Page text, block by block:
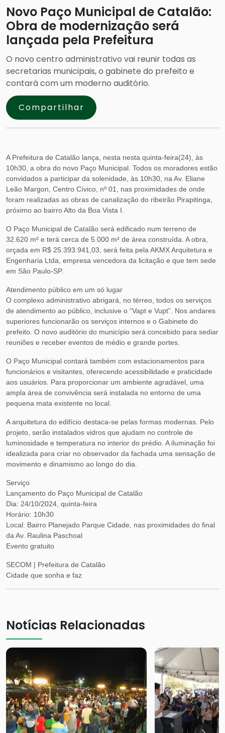
Novo Paço Municipal de Catalão:
Obra de modernização será
lançada pela Prefeitura
O novo centro administrativo vai reunir todas as
secretarias municipais, o gabinete do prefeito e
contará com um moderno auditório.
Compartilhar
A Prefeitura de Catalão lança, nesta nesta quinta-feira(24), às
10h30, a obra do novo Paço Municipal. Todos os moradores estão
convidados a participar da solenidade, às 10h30, na Av. Eliane
Leão Margon, Centro Cívico, nº 01, nas proximidades de onde
foram realizadas as obras de canalização do ribeirão Pirapitinga,
próximo ao bairro Alto da Boa Vista I.
O Paço Municipal de Catalão será edificado num terreno de
32.620 m² e terá cerca de 5.000 m² de área construída. A obra,
orçada em R$ 25.393.941,03, será feita pela AKMX Arquitetura e
Engenharia Ltda, empresa vencedora da licitação e que tem sede
em São Paulo-SP.
Atendimento público em um só lugar
O complexo administrativo abrigará, no térreo, todos os serviços
de atendimento ao público, inclusive o “Vapt e Vupt”. Nos andares
superiores funcionarão os serviços internos e o Gabinete do
prefeito. O novo auditório do município será concebido para sediar
reuniões e receber eventos de médio e grande portes.
O Paço Municipal contará também com estacionamentos para
funcionários e visitantes, oferecendo acessibilidade e praticidade
aos usuários. Para proporcionar um ambiente agradável, uma
ampla área de convivência será instalada no entorno de uma
pequena mata existente no local.
A arquitetura do edifício destaca-se pelas formas modernas. Pelo
projeto, serão instalados vidros que ajudam no controle de
luminosidade e temperatura no interior do prédio. A iluminação foi
idealizada para criar no observador da fachada uma sensação de
movimento e dinamismo ao longo do dia.
Serviço
Lançamento do Paço Municipal de Catalão
Dia: 24/10/2024, quinta-feira
Horário: 10h30
Local: Bairro Planejado Parque Cidade, nas proximidades do final
da Av. Raulina Paschoal
Evento gratuito
SECOM | Prefeitura de Catalão
Cidade que sonha e faz
Notícias Relacionadas